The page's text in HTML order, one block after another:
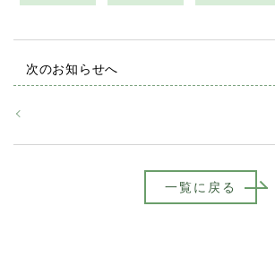
次のお知らせへ
一覧に戻る